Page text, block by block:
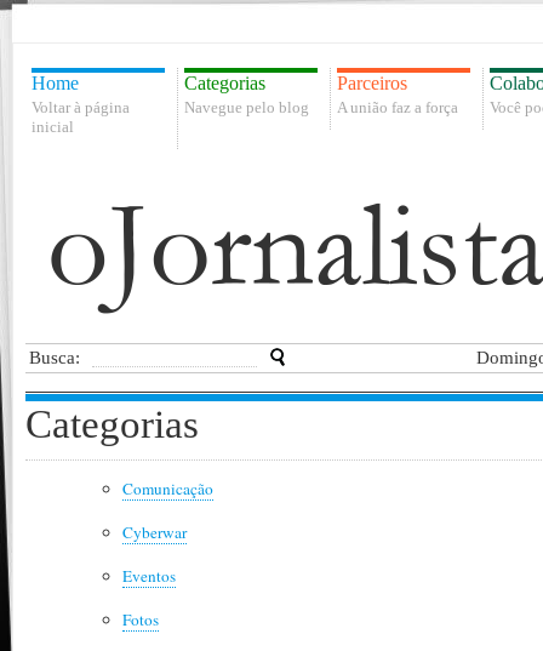
Home
Voltar à página
inicial
Categorias
Navegue pelo blog
Parceiros
A união faz a força Você
Busca:
Categorias
Comunicação
Cyberwar
Eventos
Fotos